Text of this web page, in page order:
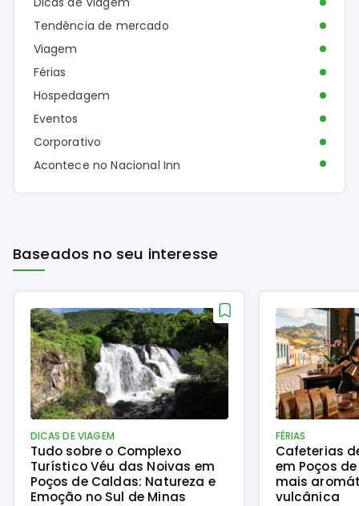
Tendência de mercado
Viagem
Férias
Hospedagem
Eventos
Corporativo
Acontece no Nacional Inn
Baseados no seu interesse
DICAS DE VIAGEM
Tudo sobre o Complexo
Turístico Véu das Noivas em
Poços de Caldas: Natureza e
Emoção no Sul de Minas
FÉRIAS
Cafeterias
em Poços
mais
vulcânica